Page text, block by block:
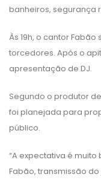
banheiros, segurança
Às 19h, o cantor
torcedores. Após o
apresentação de DJ.
Segundo o produtor
foi planejada para
público.
“A expectativa é
Fabão, transmissão